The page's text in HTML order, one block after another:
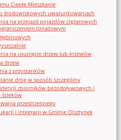
Ciepłe Mieszkanie
środowiskowych uwarunkowaniach
na przejazd pojazdów ciężarowych
tonażowym
na usunięcie drzew lub krzewów
drzew
z przystanków
dróg w sposób szczególny
zbiorników bezodpływowych i
ścieków
przestrzennego
i integracji w Gminie Olsztynek